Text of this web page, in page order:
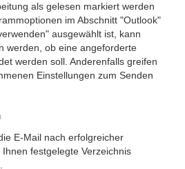
als gelesen markiert werden
im Abschnitt "Outlook"
ausgewählt ist, kann
werden, ob eine angeforderte
werden soll. Anderenfalls greifen
Einstellungen zum Senden
E-Mail nach erfolgreicher
festgelegte Verzeichnis